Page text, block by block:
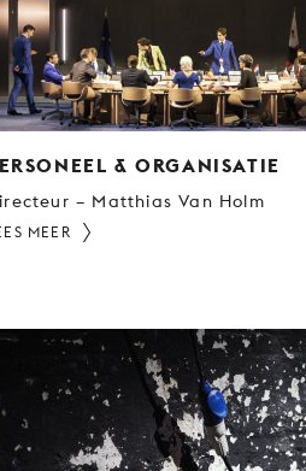
& ORGANISATIE
– Matthias Van Holm
MEER